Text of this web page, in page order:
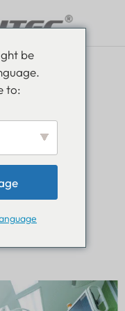
activos
ACTIVOS
be
to: